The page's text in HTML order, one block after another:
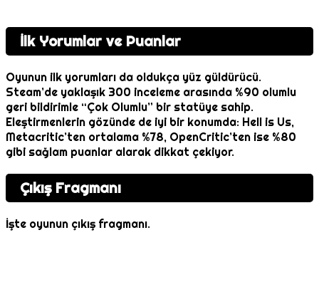
İlk Yorumlar ve Puanlar
Oyunun ilk yorumları da oldukça yüz güldürücü.
Steam’de yaklaşık 300 inceleme arasında %90 olumlu
geri bildirimle “Çok Olumlu” bir statüye sahip.
Eleştirmenlerin gözünde de iyi bir konumda: Hell is Us,
Metacritic’ten ortalama %78, OpenCritic’ten ise %80
gibi sağlam puanlar alarak dikkat çekiyor.
Çıkış Fragmanı
İşte oyunun çıkış fragmanı.